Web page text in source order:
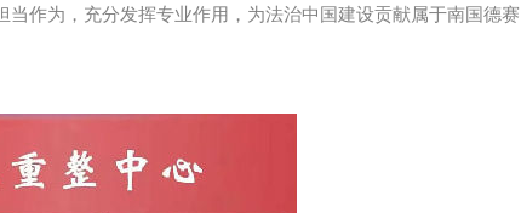
作为，充分发挥专业作用，为法治中国建设贡献属于南国德赛